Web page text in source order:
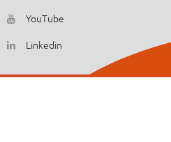
YouTube
Linkedin